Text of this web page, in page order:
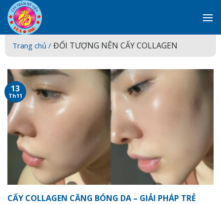
Skip
to
content
Trang chủ / ĐỐI TƯỢNG NÊN CẤY COLLAGEN
CẤY COLLAGEN CĂNG BÓNG DA – GIẢI PHÁP TRẺ
13
Th11